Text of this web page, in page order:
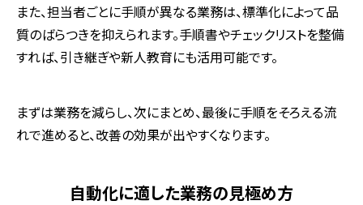
また、担当者ごとに手順が異なる業務は、標準化によって品
質のばらつきを抑えられます。手順書やチェックリストを整備
すれば、引き継ぎや新人教育にも活用可能です。
まずは業務を減らし、次にまとめ、最後に手順をそろえる流
れで進めると、改善の効果が出やすくなります。
自動化に適した業務の見極め方